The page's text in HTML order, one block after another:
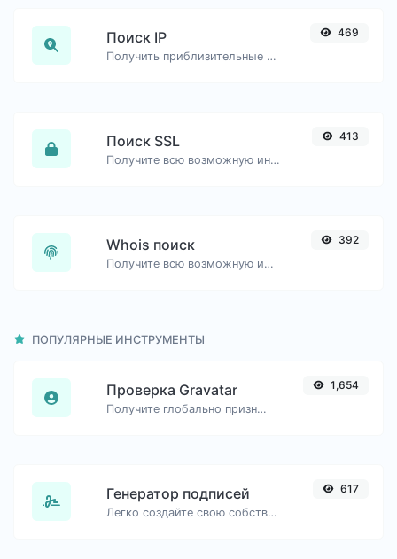
Поиск IP
Получить приблизительные данные об IP.
469
Поиск SSL
Получите всю возможную информацию о сертификате SSL.
413
Whois поиск
Получите всю возможную информацию о доменном имени.
392
ПОПУЛЯРНЫЕ ИНСТРУМЕНТЫ
Проверка Gravatar
Получите глобально признанный аватар с gravatar.com для любого адреса электронной почты.
1,654
Генератор подписей
Легко создайте свою собственную подпись и скачайте её без труда.
617